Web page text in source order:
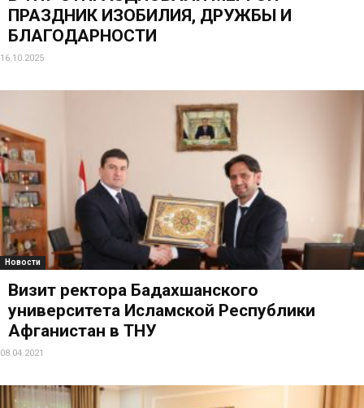
ПРАЗДНИК ИЗОБИЛИЯ, ДРУЖБЫ И
БЛАГОДАРНОСТИ
16.10.2025
Новости
Визит ректора Бадахшанского
университета Исламской Республики
Афганистан в ТНУ
08.04.2021